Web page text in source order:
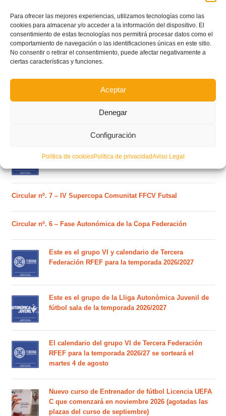
Para ofrecer las mejores experiencias, utilizamos tecnologías como las
cookies para almacenar y/o acceder a la información del dispositivo. El
consentimiento de estas tecnologías nos permitirá procesar datos como el
comportamiento de navegación o las identificaciones únicas en este sitio.
No consentir o retirar el consentimiento, puede afectar negativamente a
ciertas características y funciones.
Aceptar
Denegar
Configuración
Política de cookiesPolítica de privacidadAviso Legal
POSTS RECIENTES
en el embajador de la Comunitat Valenciana
Comunitat para la temporada 2026/2027
Circular nº. 7 – IV Supercopa Comunitat FFCV Futsal
Circular nº. 6 – Fase Autonómica de la Copa Federación
Este es el grupo VI y calendario de Tercera
Federación RFEF para la temporada 2026/2027
Este es el grupo de la Lliga Autonòmica Juvenil de
fútbol sala de la temporada 2026/2027
El calendario del grupo VI de Tercera Federación
RFEF para la temporada 2026/27 se sorteará el
martes 4 de agosto
Nuevo curso de Entrenador de fútbol Licencia UEFA
C que comenzará en noviembre 2026 (agotadas las
plazas del curso de septiembre)